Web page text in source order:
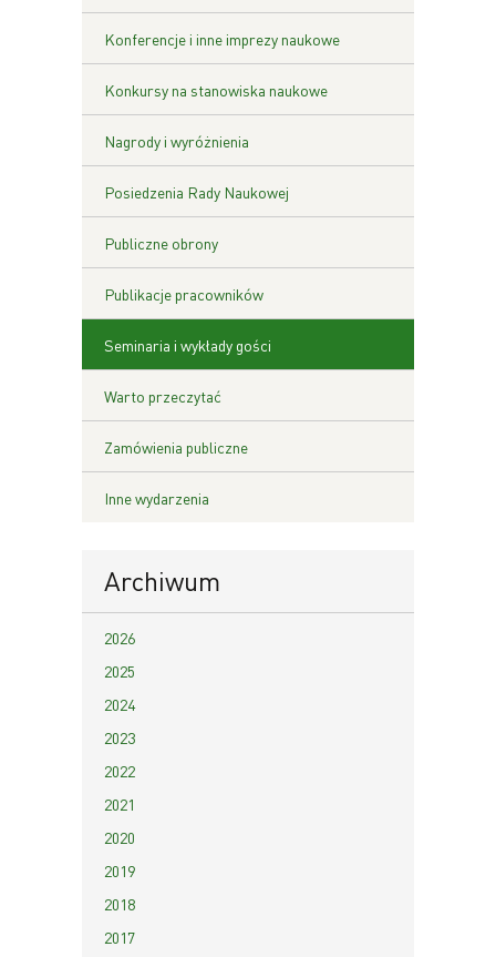
Konferencje i inne imprezy naukowe
Konkursy na stanowiska naukowe
Nagrody i wyróżnienia
Posiedzenia Rady Naukowej
Publiczne obrony
Publikacje pracowników
Seminaria i wykłady gości
Warto przeczytać
Zamówienia publiczne
Inne wydarzenia
Archiwum
2026
2025
2024
2023
2022
2021
2020
2019
2018
2017